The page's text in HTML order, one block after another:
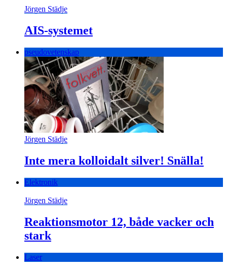
Jörgen Städje
AIS-systemet
pseudovetenskap
Jörgen Städje
Inte mera kolloidalt silver! Snälla!
Elektronik
Jörgen Städje
Reaktionsmotor 12, både vacker och
stark
Laser